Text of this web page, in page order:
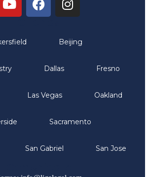
Beijing
Dallas Fresno
Las Vegas Oakland
Sacramento
San Gabriel San Jose